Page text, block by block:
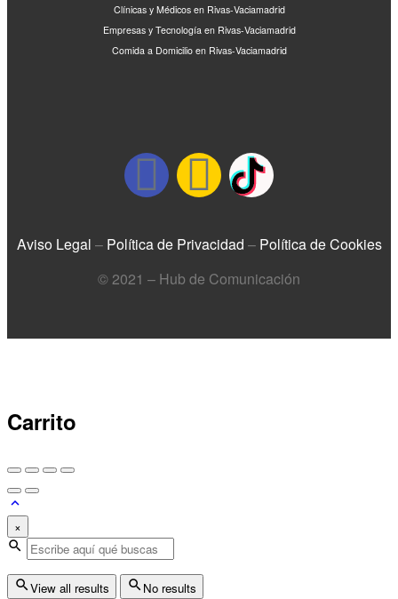
Clínicas y Médicos en Rivas-Vaciamadrid
Empresas y Tecnología en Rivas-Vaciamadrid
Comida a Domicilio en Rivas-Vaciamadrid
Aviso Legal – Política de Privacidad – Política de Cookies
© 2021 – Hub de Comunicación
Carrito
×
View all results No results